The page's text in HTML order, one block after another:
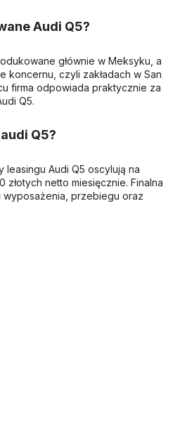
Audi Q5?
głównie w Meksyku, a
koncernu, czyli zakładach w San
firma odpowiada praktycznie za
Q5.
Q5?
leasingu Audi Q5 oscylują na
netto miesięcznie. Finalna
przebiegu oraz